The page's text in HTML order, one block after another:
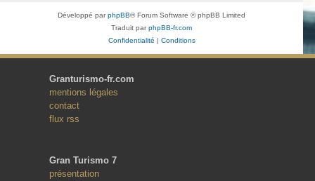
Développé parphpBB® Forum Software © phpBB Limited
Traduit parphpBB-fr.com
Confidentialité
Conditions
Granturismo-fr.com
mentions légales
contact
flux rss
Gran Turismo 7
présentation